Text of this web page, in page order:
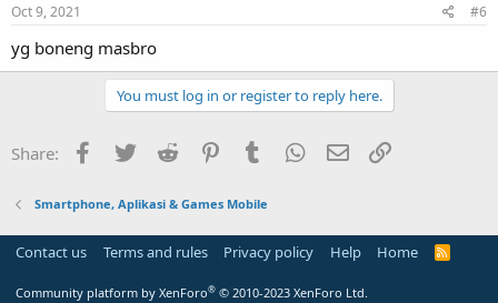
Oct 9, 2021 #6
yg boneng masbro
You must log in or register to reply here.
Share: Facebook
Twitter Reddit PinterestTumblr WhatsApp
Email
Smartphone, Aplikasi & Games Mobile
Contact us Terms and rules Privacy policy Help Home
R
Community platform by XenForo® © 2010-2023 XenForo Ltd.